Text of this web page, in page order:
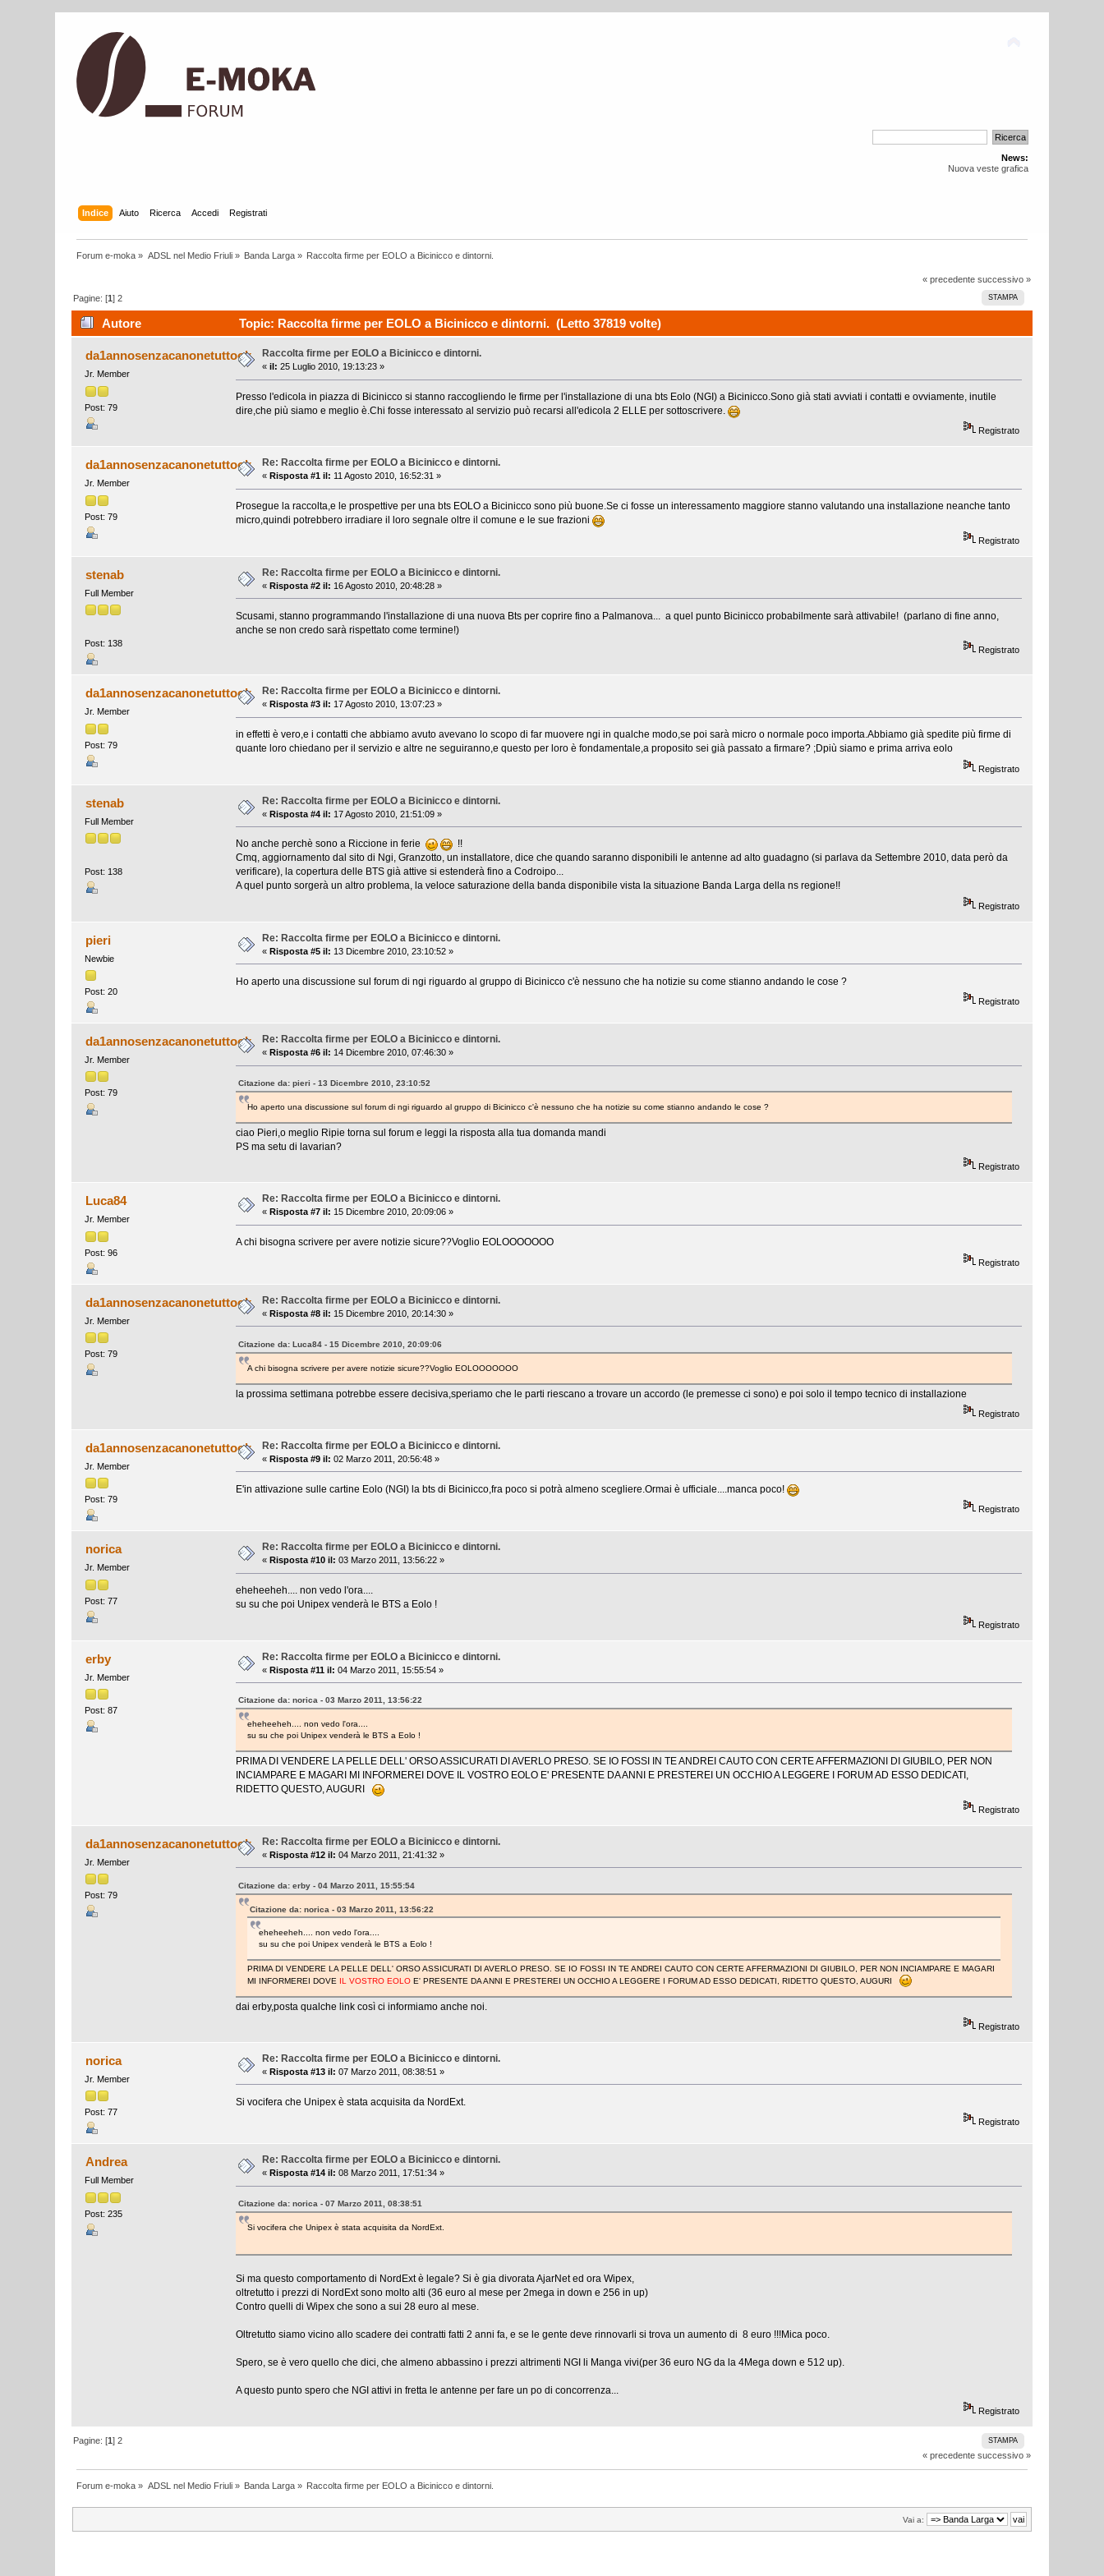
News:
Nuova veste grafica
Indice Aiuto Ricerca Accedi Registrati
Forum e-moka » ADSL nel Medio Friuli» Banda Larga » Raccolta firme per EOLO a Bicinicco e dintorni.
« precedente successivo »
STAMPA
Pagine: [1]2
Autore Topic: Raccolta firme per EOLO a Bicinicco e dintorni. (Letto 37819 volte)
da1annosenzacanonetuttook
Jr. Member
Post: 79
Raccolta firme per EOLO a Bicinicco e dintorni.
«il: 25 Luglio 2010, 19:13:23 »
Presso l'edicola in piazza di Bicinicco si stanno raccogliendo le firme per l'installazione di una bts Eolo (NGI) a Bicinicco.Sono già stati avviati i contatti e ovviamente, inutile
dire,che più siamo e meglio è.Chi fosse interessato al servizio può recarsi all'edicola 2 ELLE per sottoscrivere.
Registrato
da1annosenzacanonetuttook
Jr. Member
Post: 79
Re: Raccolta firme per EOLO a Bicinicco e dintorni.
« Risposta #1 il: 11 Agosto 2010, 16:52:31 »
Prosegue la raccolta,e le prospettive per una bts EOLO a Bicinicco sono più buone.Se ci fosse un interessamento maggiore stanno valutando una installazione neanche tanto
micro,quindi potrebbero irradiare il loro segnale oltre il comune e le sue frazioni
Registrato
stenab
Full Member
Post: 138
Re: Raccolta firme per EOLO a Bicinicco e dintorni.
«Risposta #2 il: 16 Agosto 2010, 20:48:28 »
Scusami, stanno programmando l'installazione di una nuova Bts per coprire fino a Palmanova... a quel punto Bicinicco probabilmente sarà attivabile! (parlano di fine anno,
anche se non credo sarà rispettato come termine!)
Registrato
da1annosenzacanonetuttook
Jr. Member
Post: 79
Re: Raccolta firme per EOLO a Bicinicco e dintorni.
« Risposta #3 il: 17 Agosto 2010, 13:07:23 »
in effetti è vero,e i contatti che abbiamo avuto avevano lo scopo di far muovere ngi in qualche modo,se poi sarà micro o normale poco importa.Abbiamo già spedite più firme di
quante loro chiedano per il servizio e altre ne seguiranno,e questo per loro è fondamentale,a proposito sei già passato a firmare? ;Dpiù siamo e prima arriva eolo
Registrato
stenab
Full Member
Post: 138
Re: Raccolta firme per EOLO a Bicinicco e dintorni.
«Risposta #4 il: 17 Agosto 2010, 21:51:09 »
No anche perchè sono a Riccione in ferie
!!
Cmq, aggiornamento dal sito di Ngi, Granzotto, un installatore, dice che quando saranno disponibili le antenne ad alto guadagno (si parlava da Settembre 2010, data però da
verificare), la copertura delle BTS già attive si estenderà fino a Codroipo...
A quel punto sorgerà un altro problema, la veloce saturazione della banda disponibile vista la situazione Banda Larga della ns regione!!
Registrato
pieri
Newbie
Post: 20
Re: Raccolta firme per EOLO a Bicinicco e dintorni.
«Risposta #5 il: 13 Dicembre 2010, 23:10:52 »
Ho aperto una discussione sul forum di ngi riguardo al gruppo di Bicinicco c'è nessuno che ha notizie su come stianno andando le cose ?
Registrato
da1annosenzacanonetuttook
Jr. Member
Post: 79
Re: Raccolta firme per EOLO a Bicinicco e dintorni.
«Risposta #6 il: 14 Dicembre 2010, 07:46:30 »
Citazione da: pieri - 13 Dicembre 2010, 23:10:52
Ho aperto una discussione sul forum di ngi riguardo al gruppo di Bicinicco c'è nessuno che ha notizie su come stianno andando le cose ?
ciao Pieri,o meglio Ripie torna sul forum e leggi la risposta alla tua domanda mandi
PS ma setu di lavarian?
Registrato
Luca84
Jr. Member
Post: 96
Re: Raccolta firme per EOLO a Bicinicco e dintorni.
« Risposta #7 il: 15 Dicembre 2010, 20:09:06 »
A chi bisogna scrivere per avere notizie sicure??Voglio EOLOOOOOOO
Registrato
da1annosenzacanonetuttook
Jr. Member
Post: 79
Re: Raccolta firme per EOLO a Bicinicco e dintorni.
«Risposta #8 il: 15 Dicembre 2010, 20:14:30 »
Citazione da: Luca84 - 15 Dicembre 2010, 20:09:06
A chi bisogna scrivere per avere notizie sicure??Voglio EOLOOOOOOO
la prossima settimana potrebbe essere decisiva,speriamo che le parti riescano a trovare un accordo (le premesse ci sono) e poi solo il tempo tecnico di installazione
Registrato
da1annosenzacanonetuttook
Jr. Member
Post: 79
Re: Raccolta firme per EOLO a Bicinicco e dintorni.
«Risposta #9 il: 02 Marzo 2011, 20:56:48 »
E'in attivazione sulle cartine Eolo (NGI) la bts di Bicinicco,fra poco si potrà almeno scegliere.Ormai è ufficiale....manca poco!
Registrato
norica
Jr. Member
Post: 77
Re: Raccolta firme per EOLO a Bicinicco e dintorni.
« Risposta #10 il: 03 Marzo 2011, 13:56:22 »
eheheeheh.... non vedo l'ora....
su su che poi Unipex venderà le BTS a Eolo !
Registrato
erby
Jr. Member
Post: 87
Re: Raccolta firme per EOLO a Bicinicco e dintorni.
«Risposta #11 il: 04 Marzo 2011, 15:55:54 »
Citazione da: norica - 03 Marzo 2011, 13:56:22
eheheeheh.... non vedo l'ora....
su su che poi Unipex venderà le BTS a Eolo !
PRIMA DI VENDERE LA PELLE DELL' ORSO ASSICURATI DI AVERLO PRESO. SE IO FOSSI IN TE ANDREI CAUTO CON CERTE AFFERMAZIONI DI GIUBILO, PER NON
INCIAMPARE E MAGARI MI INFORMEREI DOVE IL VOSTRO EOLO E' PRESENTE DA ANNI E PRESTEREI UN OCCHIO A LEGGERE I FORUM AD ESSO DEDICATI,
RIDETTO QUESTO, AUGURI
Registrato
da1annosenzacanonetuttook
Jr. Member
Post: 79
Re: Raccolta firme per EOLO a Bicinicco e dintorni.
«Risposta #12 il: 04 Marzo 2011, 21:41:32 »
Citazione da: erby - 04 Marzo 2011, 15:55:54
Citazione da: norica - 03 Marzo 2011, 13:56:22
eheheeheh.... non vedo l'ora....
su su che poi Unipex venderà le BTS a Eolo !
PRIMA DI VENDERE LA PELLE DELL' ORSO ASSICURATI DI AVERLO PRESO. SE IO FOSSI IN TE ANDREI CAUTO CON CERTE AFFERMAZIONI DI GIUBILO, PER NON INCIAMPARE E MAGARI
MI INFORMEREI DOVE IL VOSTRO EOLOE' PRESENTE DA ANNI E PRESTEREI UN OCCHIO A LEGGERE I FORUM AD ESSO DEDICATI, RIDETTO QUESTO, AUGURI
dai erby,posta qualche link così ci informiamo anche noi.
Registrato
norica
Jr. Member
Post: 77
Re: Raccolta firme per EOLO a Bicinicco e dintorni.
«Risposta #13 il: 07 Marzo 2011, 08:38:51 »
Si vocifera che Unipex è stata acquisita da NordExt.
Registrato
Andrea
Full Member
Post: 235
Re: Raccolta firme per EOLO a Bicinicco e dintorni.
« Risposta #14 il: 08 Marzo 2011, 17:51:34 »
Citazione da: norica - 07 Marzo 2011, 08:38:51
Si vocifera che Unipex è stata acquisita da NordExt.
Si ma questo comportamento di NordExt è legale? Si è gia divorata AjarNet ed ora Wipex,
oltretutto i prezzi di NordExt sono molto alti (36 euro al mese per 2mega in down e 256 in up)
Contro quelli di Wipex che sono a sui 28 euro al mese.
Oltretutto siamo vicino allo scadere dei contratti fatti 2 anni fa, e se le gente deve rinnovarli si trova un aumento di 8 euro !!!Mica poco.
Spero, se è vero quello che dici, che almeno abbassino i prezzi altrimenti NGI li Manga vivi(per 36 euro NG da la 4Mega down e 512 up).
A questo punto spero che NGI attivi in fretta le antenne per fare un po di concorrenza...
Registrato
STAMPA
Pagine: [1]2
« precedente successivo »
Forum e-moka » ADSL nel Medio Friuli» Banda Larga » Raccolta firme per EOLO a Bicinicco e dintorni.
Vai a: